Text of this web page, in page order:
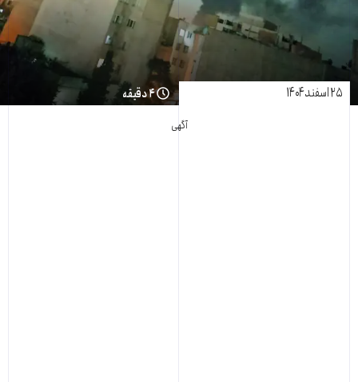
۲۵ اسفند ۱۴۰۴ ۴ دقیقه
آگهی